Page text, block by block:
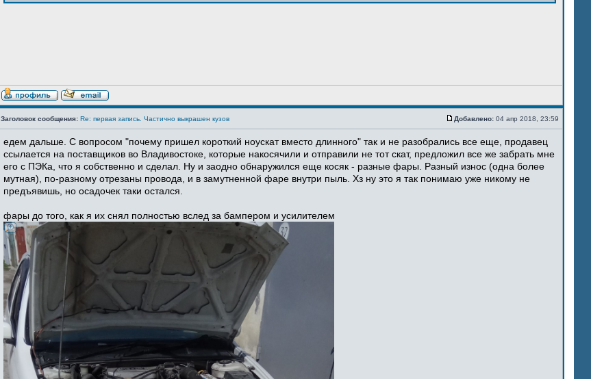
Заголовок сообщения: Re: первая запись. Частично выкрашен кузов Добавлено: 04 апр 2018, 23:59
едем дальше. С вопросом "почему пришел короткий ноускат вместо длинного" так и не разобрались все еще, продавец
ссылается на поставщиков во Владивостоке, которые накосячили и отправили не тот скат, предложил все же забрать мне
его с ПЭКа, что я собственно и сделал. Ну и заодно обнаружился еще косяк - разные фары. Разный износ (одна более
мутная), по-разному отрезаны провода, и в замутненной фаре внутри пыль. Хз ну это я так понимаю уже никому не
предъявишь, но осадочек таки остался.
фары до того, как я их снял полностью вслед за бампером и усилителем